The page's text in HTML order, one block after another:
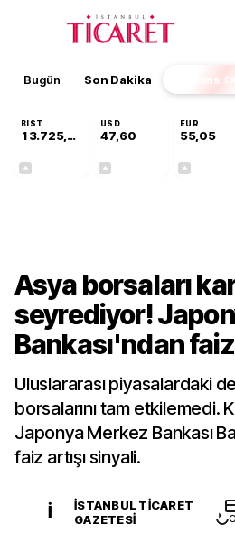
Bugün Son Dakika Finans
BIST
13.725,19
USD
47,60
EUR
55,05
Asya borsaları
seyrediyor!
Bankası'ndan
Uluslararası piyasalardaki
borsalarını tam etkilemedi.
Japonya Merkez Bankası
faiz artışı sinyali.
İ
İSTANBUL TICARET
GAZETESI